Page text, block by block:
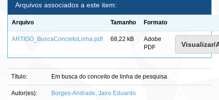
Arquivos associados a este item:
Arquivo Tamanho Formato
ARTIGO_BuscaConceitoLinha.pdf 68,22 kB
Adobe
PDF
Visualizar/
Título: Em busca do conceito de linha de pesquisa
Autor(es): Borges-Andrade, Jairo Eduardo